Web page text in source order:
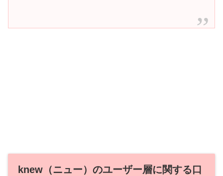
knew（ニュー）のユーザー層に関する口